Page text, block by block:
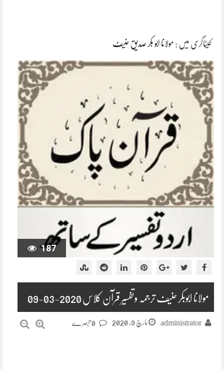
کیٹاگری میں : مولانا ابو بکر صدیق حنیف
187
مولانا ابوبکر حنیف ترجمہ وتفسیر قرآن کلاس 2020-03-09
administrator مارچ 9, 2020